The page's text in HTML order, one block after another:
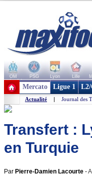
OM PSG Lyon Lille
+ de clubs
Mercato Ligue 1 L2/
Actualité | Journal des
Transfert :
en Turquie
Par Pierre-Damien Lacourte -